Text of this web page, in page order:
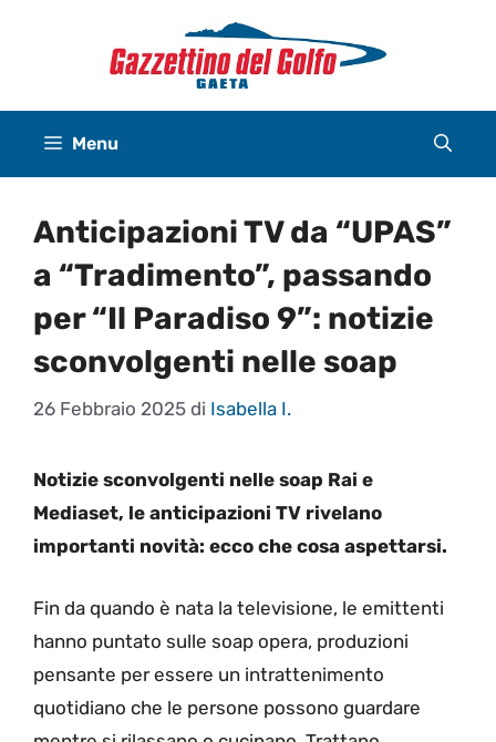
Menu
Anticipazioni TV da “UPAS”
a “Tradimento”, passando
per “Il Paradiso 9”: notizie
sconvolgenti nelle soap
26 Febbraio 2025 di Isabella I.
Notizie sconvolgenti nelle soap Rai e
Mediaset, le anticipazioni TV rivelano
importanti novità: ecco che cosa aspettarsi.
Fin da quando è nata la televisione, le emittenti
hanno puntato sulle soap opera, produzioni
pensante per essere un intrattenimento
quotidiano che le persone possono guardare